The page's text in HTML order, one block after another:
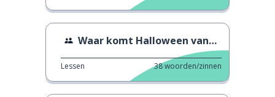
Waar komt Halloween vandaan?
Lessen 38woorden/zinnen